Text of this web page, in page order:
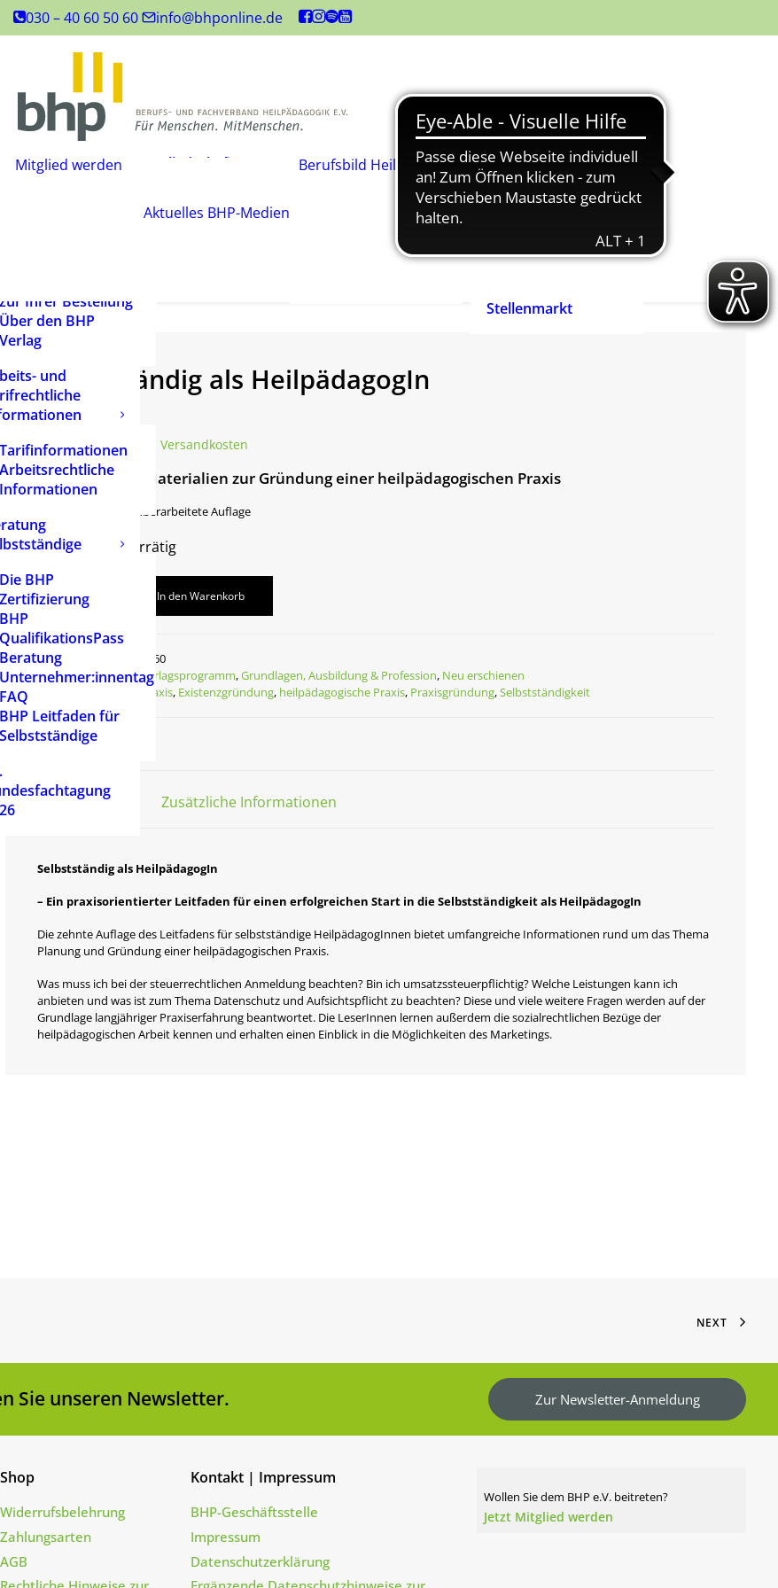
030 – 40 60 50 60 info@bhponline.de
Mitglied werden
Mitgliedschaft
Berufsbild Heilpädagog:in
Wie werde ich
Heilpädagog:in?
BHP-Berufsbild
Heilpädagog:in
Arbeitshilfen und
Positionspapiere
Anbieter
Stellenmarkt
Inhouse-
Weiterbildungen
Angebot für
EAH Bildungspost
Büchershop
zur Ihrer Bestellung
Über den BHP
Verlag
und
Tarifinformationen
Arbeitsrechtliche
Informationen
Die BHP
Zertifizierung
BHP
QualifikationsPass
Beratung
Unternehmer:innentag
FAQ
BHP Leitfaden für
Selbstständige
Aktuelles BHP-Medien
Barrierefreiheit ist
Selbstständig als HeilpädagogIn
16,50
inkl. 7 % MwSt. Versandkosten
Leitfaden und Materialien zur Gründung einer heilpädagogischen Praxis
10. erweiterte und überarbeitete Auflage
Nur noch 19 vorrätig
In den Warenkorb
Artikelnummer
2560
Kategorien
Verlagsprogramm,Grundlagen, Ausbildung & Profession, Neu erschienen
Praxis, Existenzgründung, heilpädagogische Praxis, Praxisgründung,Selbstständigkeit
Beschreibung Zusätzliche Informationen
Selbstständig als HeilpädagogIn
– Ein praxisorientierter Leitfaden für einen erfolgreichen Start in die Selbstständigkeit als HeilpädagogIn
Die zehnte Auflage des Leitfadens für selbstständige HeilpädagogInnen bietet umfangreiche Informationen rund um das Thema
Planung und Gründung einer heilpädagogischen Praxis.
Was muss ich bei der steuerrechtlichen Anmeldung beachten? Bin ich umsatzssteuerpflichtig? Welche Leistungen kann ich
anbieten und was ist zum Thema Datenschutz und Aufsichtspflicht zu beachten? Diese und viele weitere Fragen werden auf der
Grundlage langjähriger Praxiserfahrung beantwortet. Die LeserInnen lernen außerdem die sozialrechtlichen Bezüge der
heilpädagogischen Arbeit kennen und erhalten einen Einblick in die Möglichkeiten des Marketings.
NEXT
Sie unseren Newsletter. Zur Newsletter-Anmeldung
Shop
Widerrufsbelehrung
Zahlungsarten
AGB
Kontakt | Impressum
BHP-Geschäftsstelle
Impressum
Datenschutzerklärung
Wollen Sie dem BHP e.V. beitreten?
Jetzt Mitglied werden